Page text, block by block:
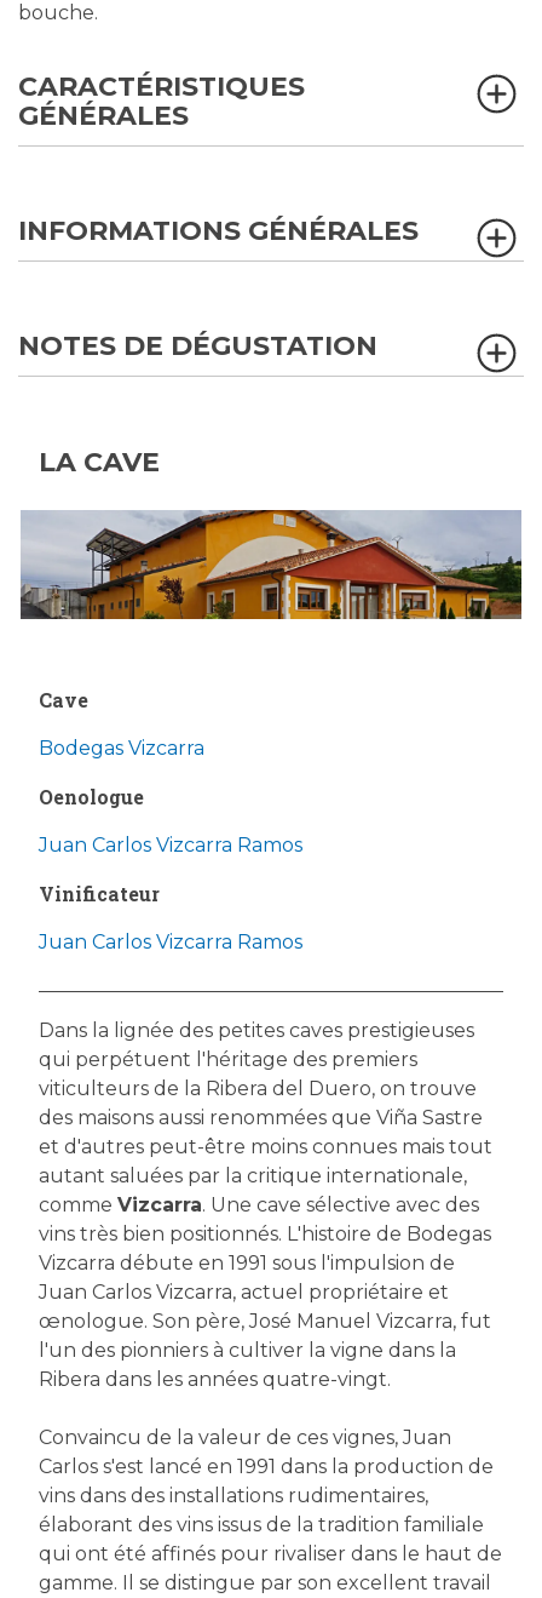
bouche.
CARACTÉRISTIQUES
GÉNÉRALES
INFORMATIONS GÉNÉRALES
NOTES DE DÉGUSTATION
LA CAVE
Cave
Bodegas Vizcarra
Oenologue
Juan Carlos Vizcarra Ramos
Vinificateur
Juan Carlos Vizcarra Ramos
Dans la lignée des petites caves prestigieuses
qui perpétuent l'héritage des premiers
viticulteurs de la Ribera del Duero, on trouve
des maisons aussi renommées que Viña Sastre
et d'autres peut-être moins connues mais tout
autant saluées par la critique internationale,
comme Vizcarra. Une cave sélective avec des
vins très bien positionnés. L'histoire de Bodegas
Vizcarra débute en 1991 sous l'impulsion de
Juan Carlos Vizcarra, actuel propriétaire et
œnologue. Son père, José Manuel Vizcarra, fut
l'un des pionniers à cultiver la vigne dans la
Ribera dans les années quatre-vingt.
Convaincu de la valeur de ces vignes, Juan
Carlos s'est lancé en 1991 dans la production de
vins dans des installations rudimentaires,
élaborant des vins issus de la tradition familiale
qui ont été affinés pour rivaliser dans le haut de
gamme. Il se distingue par son excellent travail